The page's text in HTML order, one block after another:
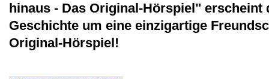
hinaus - Das Original-Hörspiel" erscheint
Geschichte um eine einzigartige
Original-Hörspiel!